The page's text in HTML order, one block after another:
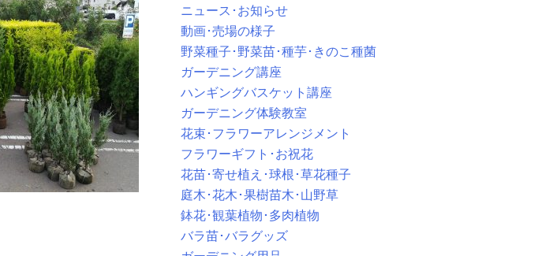
ニュース･お知らせ
動画･売場の様子
野菜種子･野菜苗･種芋･きのこ種菌
ガーデニング講座
ハンギングバスケット講座
ガーデニング体験教室
花束･フラワーアレンジメント
フラワーギフト･お祝花
花苗･寄せ植え･球根･草花種子
庭木･花木･果樹苗木･山野草
鉢花･観葉植物･多肉植物
バラ苗･バラグッズ